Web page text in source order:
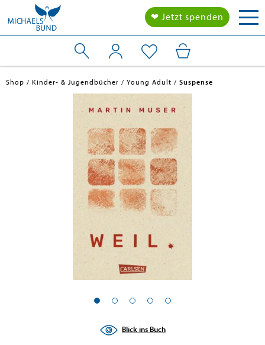
❤ Jetzt spenden
Shop Kinder- & Jugendbücher Young Adult Suspense
Blick ins Buch